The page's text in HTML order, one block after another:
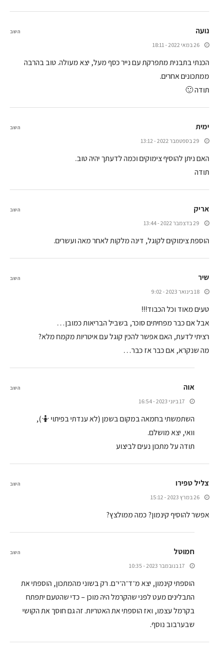
נועה
26 במאי 2022 - 18:11
הכנתי בתבנית מתפרקת עם נייר כסף מעל, יצא מעולה. טוב בהרבה
ממתכונים אחרים.
תודה 🙂
השב
‫ימית
29 בספטמבר 2022 - 13:12
האם ניתן להוסיף צימוקים וכמה לדעתך יהיה טוב.
תודה
השב
אריק
29 בדצמבר 2022 - 13:44
הוספת צימוקים לקוגל, דינה מלקות לאחר מאה ועשרים.
השב
שיר
18 בינואר 2023 - 9:02
טעים מאוד וכל הכבוד!!!
אבל אם כבר מפחיתים סוכר, בשביל הבריאות כמובן…
רציתי לדעת, האם אפשר להכין קוגל עם איטריות מקמח מלא?
מה שנקרא, אם כבר אז כבר…
השב
אוה
17 ביוני 2023 - 16:54
השתמשתי בחמאה במקום בשמן (לא ענדתי בפיתוי 🤷),
וואי, יצא מושלם.
תודה על מתכון נעים לביצוע
השב
צליל טפירו
26 במרץ 2023 - 15:12
אפשר להוסיף קינמון? כמה ממולצץ?
השב
חמוטל
17 בנובמבר 2023 - 10:35
הוספתי קינמון, יצא מ־ד־ה־י־ם. רק בשוני מהמתכון, הוספתי את
התבלינים מעט לפני שהקרמל היה מוכן – כדי שהטעם יתפתח
בקרמל עצמו, ואז הוספתי את האטריות. זה גם חוסך את הקושי
שבערבוב נוסף.
השב